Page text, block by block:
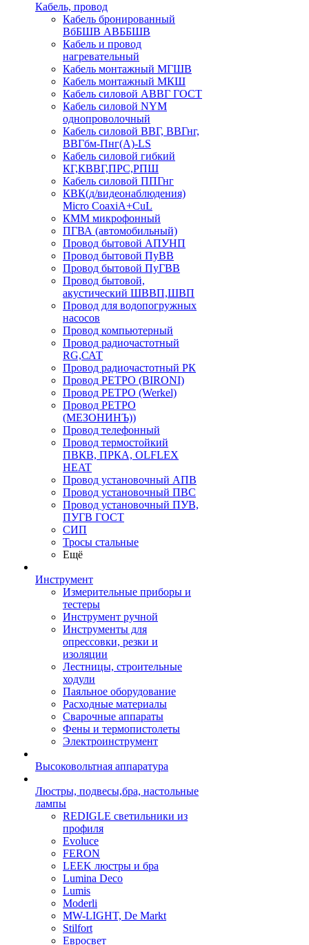
Кабель, провод
Кабель бронированный
ВбБШВ АВББШВ
Кабель и провод
нагревательный
Кабель монтажный МГШВ
Кабель монтажный МКШ
Кабель силовой АВВГ ГОСТ
Кабель силовой NYM
однопроволочный
Кабель силовой ВВГ, ВВГнг,
ВВГбм-Пнг(А)-LS
Кабель силовой гибкий
КГ,КВВГ,ПРС,РПШ
Кабель силовой ППГнг
КВК(д/видеонаблюдения)
Micro CoaxiA+CuL
КММ микрофонный
ПГВА (автомобильный)
Провод бытовой АПУНП
Провод бытовой ПуВВ
Провод бытовой ПуГВВ
Провод бытовой,
акустический ШВВП,ШВП
Провод для водопогружных
насосов
Провод компьютерный
Провод радиочастотный
RG,САТ
Провод радиочастотный РК
Провод РЕТРО (BIRONI)
Провод РЕТРО (Werkel)
Провод РЕТРО
(МЕЗОНИНЪ))
Провод телефонный
Провод термостойкий
ПВКВ, ПРКА, OLFLEX
HEAT
Провод установочный АПВ
Провод установочный ПВС
Провод установочный ПУВ,
ПУГВ ГОСТ
СИП
Тросы стальные
Ещё
Инструмент
Измерительные приборы и
тестеры
Инструмент ручной
Инструменты для
опрессовки, резки и
изоляции
Лестницы, строительные
ходули
Паяльное оборудование
Расходные материалы
Сварочные аппараты
Фены и термопистолеты
Электроинструмент
Высоковольтная аппаратура
Люстры, подвесы,бра, настольные
лампы
REDIGLE светильники из
профиля
Evoluce
FERON
LEEK люстры и бра
Lumina Deco
Lumis
Moderli
MW-LIGHT, De Markt
Stilfort
Евросвет